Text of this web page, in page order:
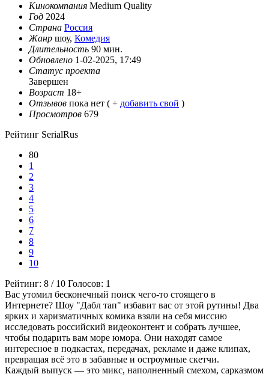
Кинокомпания Medium Quality
Год 2024
Страна Россия
Жанр шоу, Комедия
Длительность 90 мин.
Обновлено 1-02-2025, 17:49
Статус проекта
Завершен
Возраст 18+
Отзывов пока нет ( + добавить свой )
Просмотров 679
Рейтинг SerialRus
80
1
2
3
4
5
6
7
8
9
10
Рейтинг: 8 / 10 Голосов: 1
Вас утомил бесконечный поиск чего-то стоящего в
Интернете? Шоу "Дабл тап" избавит вас от этой рутины! Два
ярких и харизматичных комика взяли на себя миссию
исследовать российский видеоконтент и собрать лучшее,
чтобы подарить вам море юмора. Они находят самое
интересное в подкастах, передачах, рекламе и даже клипах,
превращая всё это в забавные и остроумные скетчи.
Каждый выпуск — это микс, наполненный смехом, сарказмом